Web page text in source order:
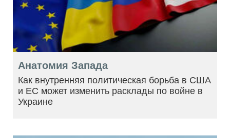
Анатомия Запада
Как внутренняя политическая борьба в США
и ЕС может изменить расклады по войне в
Украине